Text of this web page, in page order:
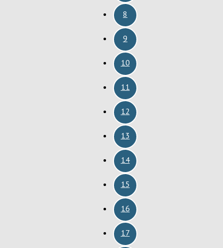
8
9
10
11
12
13
14
15
16
17